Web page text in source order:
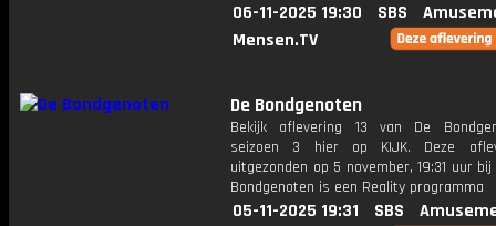
06-11-2025 19:30 SBS
Mensen.TV
De Bondgenoten
Bekijk aflevering 13 van De
seizoen 3 hier op KIJK. Deze
uitgezonden op 5 november, 19:31 uur bij
Bondgenoten is een Reality programma
05-11-2025 19:31 SBS